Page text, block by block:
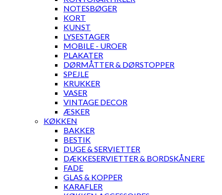
NOTESBØGER
KORT
KUNST
LYSESTAGER
MOBILE - UROER
PLAKATER
DØRMÅTTER & DØRSTOPPER
SPEJLE
KRUKKER
VASER
VINTAGE DECOR
ÆSKER
KØKKEN
BAKKER
BESTIK
DUGE & SERVIETTER
DÆKKESERVIETTER & BORDSKÅNERE
FADE
GLAS & KOPPER
KARAFLER